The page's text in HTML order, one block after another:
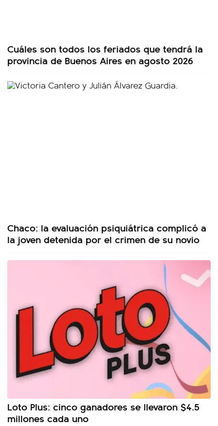
Cuáles son todos los feriados que tendrá la
provincia de Buenos Aires en agosto 2026
Chaco: la evaluación psiquiátrica complicó a
la joven detenida por el crimen de su novio
Loto Plus: cinco ganadores se llevaron $4.5
millones cada uno